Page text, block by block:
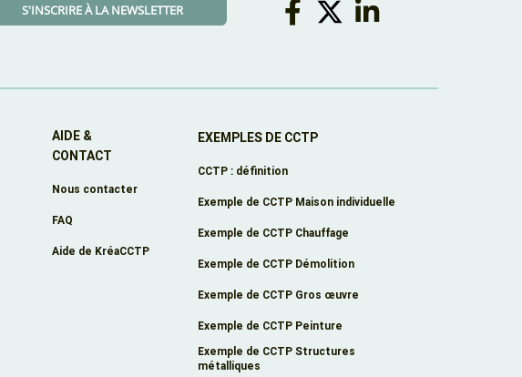
S'INSCRIRE À LA NEWSLETTER
AIDE &
CONTACT
Nous contacter
FAQ
Aide de KréaCCTP
EXEMPLES DE CCTP
CCTP : définition
Exemple de CCTP Maison individuelle
Exemple de CCTP Chauffage
Exemple de CCTP Démolition
Exemple de CCTP Gros œuvre
Exemple de CCTP Peinture
Exemple de CCTP Structures
métalliques